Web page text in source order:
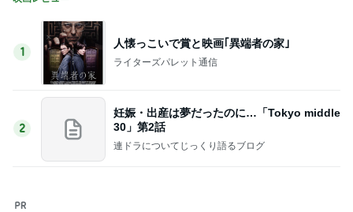
4
Aちゃんと一緒！2
長崎県 大村市 大坂歯科医院 院長のブログ
5
教皇選挙